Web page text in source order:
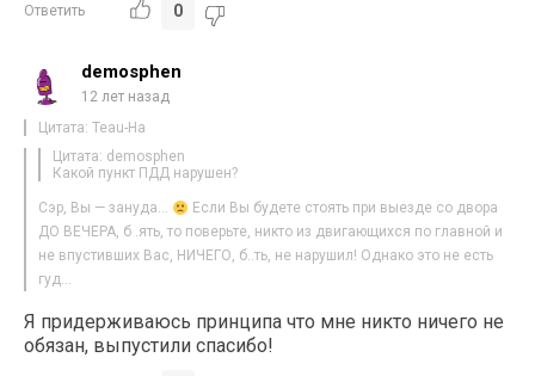
Ответить 0
demosphen
12 лет назад
Цитата: Teau-Ha
Цитата: demosphen
Какой пункт ПДД нарушен?
Сэр, Вы — зануда…
Если Вы будете стоять при выезде со двора
ДО ВЕЧЕРА, б .ять, то поверьте, никто из двигающихся по главной и
не впустивших Вас, НИЧЕГО, б..ть, не нарушил! Однако это не есть
гуд…
Я придерживаюсь принципа что мне никто ничего не
обязан, выпустили спасибо!